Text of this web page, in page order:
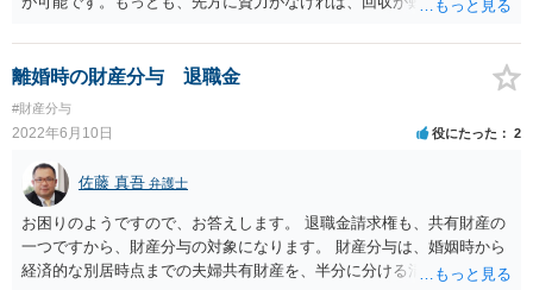
離婚時の財産分与 退職金
#財産分与
2022年6月10日 役にたった 2
佐藤 真吾 弁護士
お困りのようですので、お答えします。 退職金請求権も、共有財産の
一つですから、財産分与の対象になります。 財産分与は、婚姻時から
経済的な別居時点までの夫婦共有財産を、半分に分ける清算的財産分